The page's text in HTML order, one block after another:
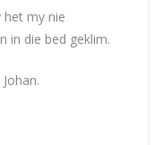
het my nie
in die bed geklim.